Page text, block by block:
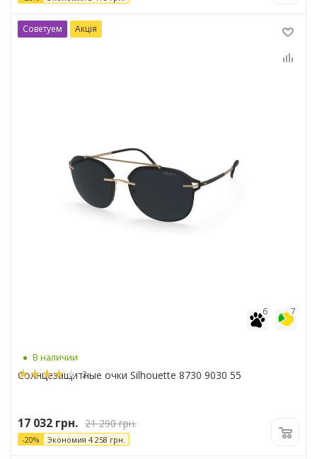
Советуем Акція
7
6
В наличии
2
Солнцезащитные очки Silhouette 8730 9030 55
17 032 грн. 21 290грн.
-20% Экономия 4 258 грн.